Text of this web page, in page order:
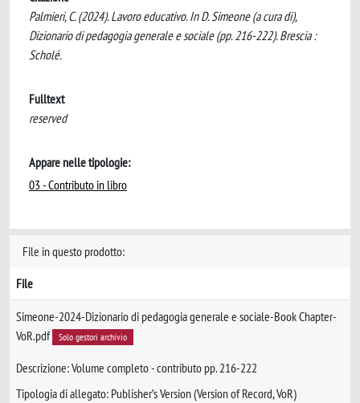
Palmieri, C. (2024). Lavoro educativo. In D. Simeone (a cura di),
Dizionario di pedagogia generale e sociale (pp. 216-222). Brescia :
Scholé.
Fulltext
reserved
Appare nelle tipologie:
03 - Contributo in libro
File in questo prodotto:
File
Simeone-2024-Dizionario di pedagogia generale e sociale-Book Chapter-
VoR.pdf
Solo gestori archivio
Descrizione: Volume completo - contributo pp. 216-222
Tipologia di allegato: Publisher’s Version (Version of Record, VoR)